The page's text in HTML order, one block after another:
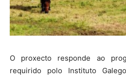
O proxecto responde ao
requirido polo Instituto